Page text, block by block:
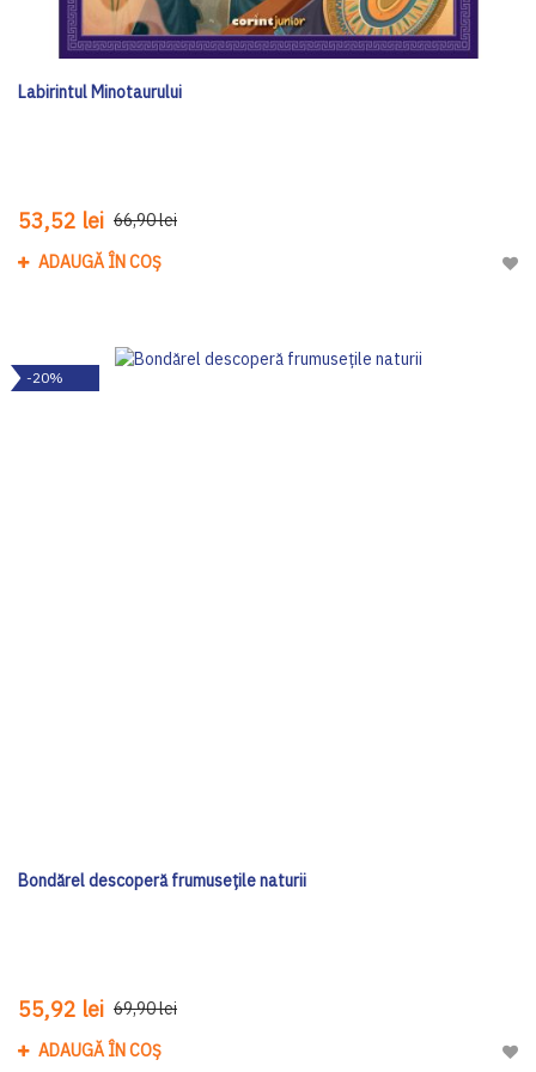
Labirintul Minotaurului
53,52 lei 66,90 lei
ADAUGĂ ÎN COȘ
-20%
Bondărel descoperă frumusețile naturii
55,92 lei 69,90 lei
ADAUGĂ ÎN COȘ